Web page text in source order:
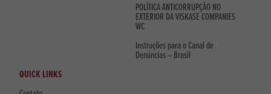
POLÍTICA ANTICORRUPÇÃO NO
EXTERIOR DA VISKASE COMPANIES
WC
Instruções para o Canal de
Denúncias – Brasil
QUICK LINKS